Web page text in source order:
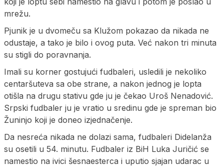
mrežu.
Pjunik je u dvomeču sa Klužom pokazao da nikada ne
odustaje, a tako je bilo i ovog puta. Već nakon tri minuta
su stigli do poravnanja.
Imali su korner gostujući fudbaleri, usledili je nekoliko
centaršuteva sa obe strane, a nakon jednog je lopta
otišla na drugu stativu gde ju je čekao Uroš Nenadović.
Srpski fudbaler ju je vratio u sredinu gde je spreman bio
Žuninjo koji je doneo izjednačenje.
Da nesreća nikada ne dolazi sama, fudbaleri Didelanža
su osetili u 54. minutu. Fudbaler iz BiH Luka Juričić se
namestio na ivici šesnaesterca i uputio sjajan udarac u